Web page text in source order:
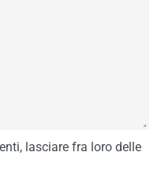
lasciare fra loro delle